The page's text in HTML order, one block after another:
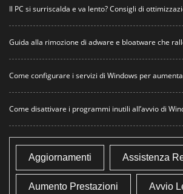
Il PC si surriscalda e va lento? Consigli di
Guida alla rimozione di adware e bloatware che
Come configurare i servizi di Windows per
Come disattivare i programmi inutili all’avvio di
Aggiornamenti Assistenza
Aumento Prestazioni Avvio